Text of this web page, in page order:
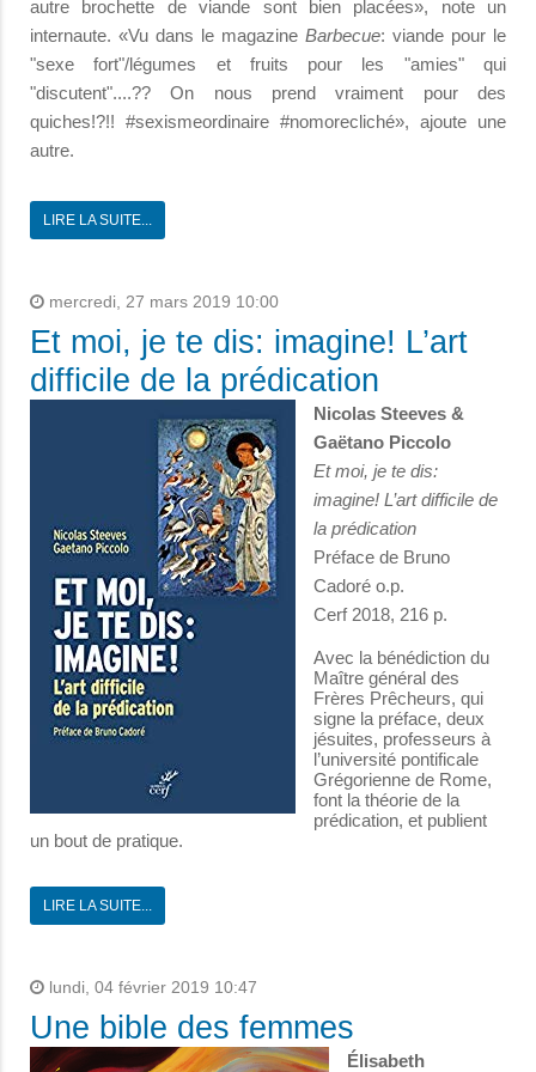
autre brochette de viande sont bien placées», note un
internaute. «Vu dans le magazine Barbecue: viande pour le
"sexe fort"/légumes et fruits pour les "amies" qui
"discutent"....?? On nous prend vraiment pour des
quiches!?!! #sexismeordinaire #nomorecliché», ajoute une
autre.
LIRE LA SUITE...
mercredi, 27 mars 2019 10:00
Et moi, je te dis: imagine! L’art
difficile de la prédication
Nicolas Steeves &
Gaëtano Piccolo
Et moi, je te dis:
imagine! L’art difficile de
la prédication
Préface de Bruno
Cadoré o.p.
Cerf 2018, 216 p.
Avec la bénédiction du
Maître général des
Frères Prêcheurs, qui
signe la préface, deux
jésuites, professeurs à
l’université pontificale
Grégorienne de Rome,
font la théorie de la
prédication, et publient
un bout de pratique.
LIRE LA SUITE...
lundi, 04 février 2019 10:47
Une bible des femmes
Élisabeth